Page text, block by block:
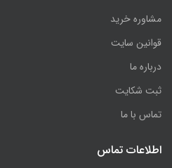
مشاوره خرید
قوانین سایت
درباره ما
ثبت شکایت
تماس با ما
اطلاعات تماس